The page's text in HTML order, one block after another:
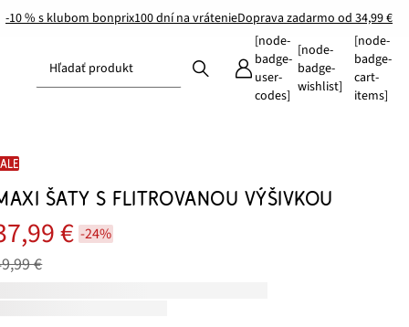
-10 % s klubom bonprix100 dní na vrátenieDoprava zadarmo od 34,99 €
Hľadať produkt
[node-
badge-
user-
codes]
[node-
badge-
wishlist]
[node-
badge-
cart-
items]
ŠATY S FLITROVANOU VÝŠIVKOU
€ -24%
€